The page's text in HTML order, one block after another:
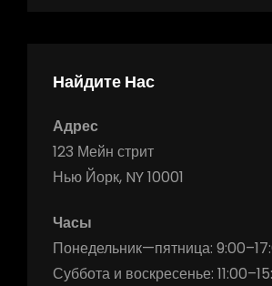
Найдите Нас
Адрес
123 Мейн стрит
Нью Йорк, NY 10001
Часы
Понедельник—пятница:
Суббота и воскресенье: